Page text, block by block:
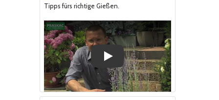
Tipps fürs richtige Gießen.
Play